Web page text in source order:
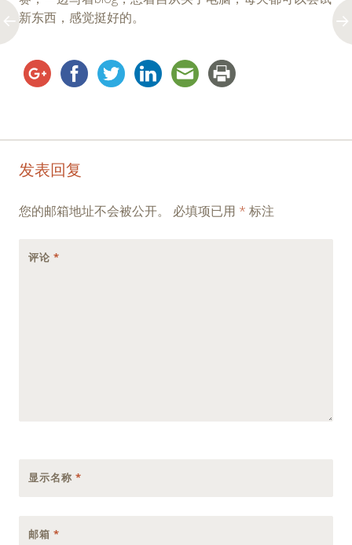
新东西，感觉挺好的。
Post
navigation
发表回复
您的邮箱地址不会被公开。 必填项已用 * 标注
评论 *
显示名称 *
邮箱 *